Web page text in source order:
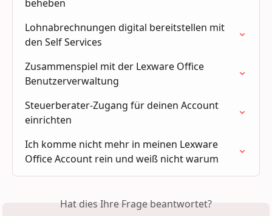
beheben
Lohnabrechnungen digital bereitstellen mit
den Self Services
Zusammenspiel mit der Lexware Office
Benutzerverwaltung
Steuerberater-Zugang für deinen Account
einrichten
Ich komme nicht mehr in meinen Lexware
Office Account rein und weiß nicht warum
Hat dies Ihre Frage beantwortet?